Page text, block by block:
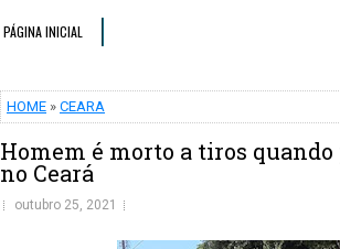
PÁGINA INICIAL
HOME » CEARA
Homem é morto a tiros
no Ceará
outubro 25, 2021